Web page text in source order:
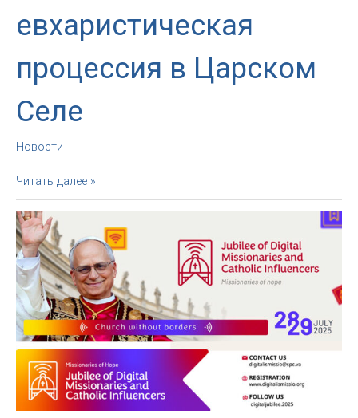
евхаристическая
процессия в Царском
Селе
Новости
Видео:
общегородская
евхаристическая
процессия
в
Царском
Селе
Читать далее »